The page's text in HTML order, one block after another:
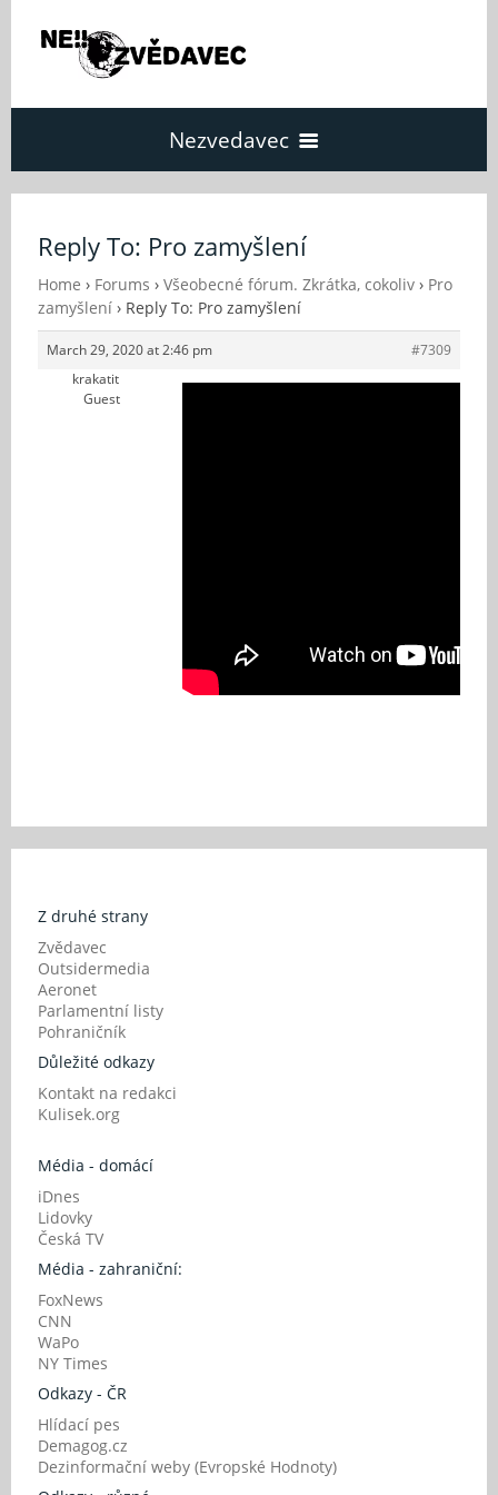
Nezvedavec
Fórum
O Nezvědavci
Reply To: Pro zamyšlení
Home › Forums › Všeobecné fórum. Zkrátka, cokoliv › Pro
zamyšlení › Reply To: Pro zamyšlení
March 29, 2020 at 2:46 pm
#7309
krakatit
Guest
Z druhé strany
Zvědavec
Outsidermedia
Aeronet
Parlamentní listy
Pohraničník
Důležité odkazy
Kontakt na redakci
Kulisek.org
Média - domácí
iDnes
Lidovky
Česká TV
Média - zahraniční:
FoxNews
CNN
WaPo
NY Times
Odkazy - ČR
Hlídací pes
Demagog.cz
Dezinformační weby (Evropské Hodnoty)